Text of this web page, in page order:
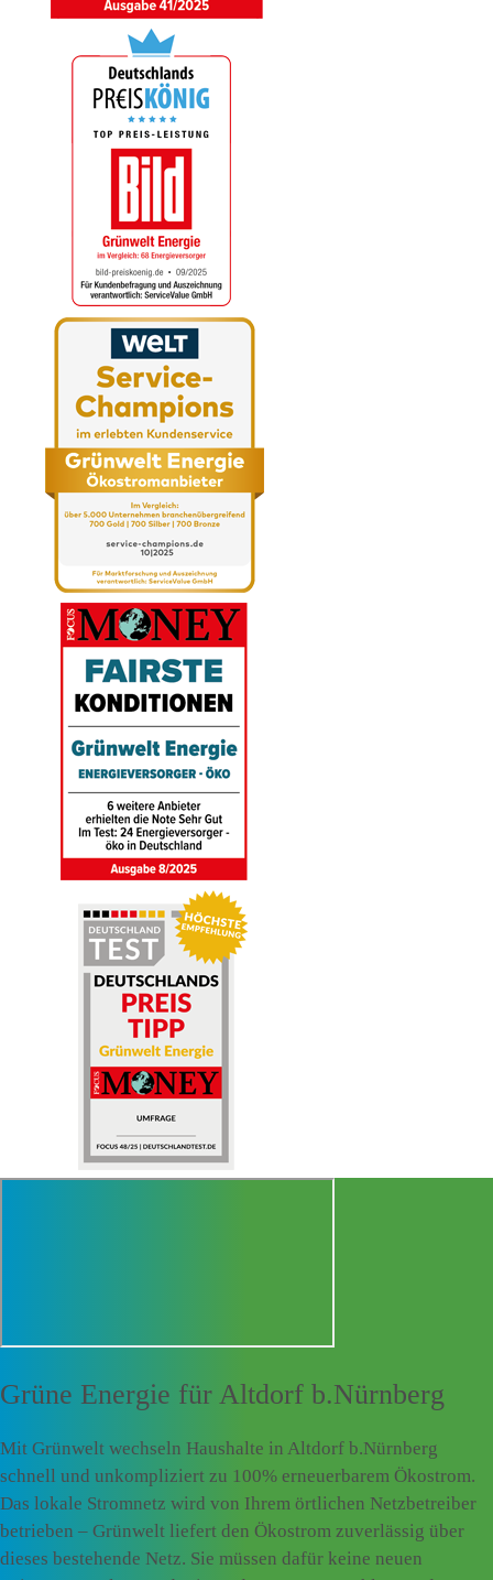
Grüne Energie für Altdorf b.Nürnberg
Mit Grünwelt wechseln Haushalte in Altdorf b.Nürnberg
schnell und unkompliziert zu 100% erneuerbarem Ökostrom.
Das lokale Stromnetz wird von Ihrem örtlichen Netzbetreiber
betrieben – Grünwelt liefert den Ökostrom zuverlässig über
dieses bestehende Netz. Sie müssen dafür keine neuen